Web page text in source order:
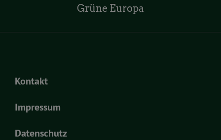
Grüne Europa
Kontakt
Impressum
Datenschutz